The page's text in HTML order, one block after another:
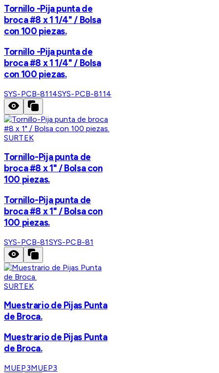
Tornillo -Pija punta de
broca #8 x 1 1/4" / Bolsa
con 100 piezas.
Tornillo -Pija punta de
broca #8 x 1 1/4" / Bolsa
con 100 piezas.
SYS-PCB-8114SYS-PCB-8114
SURTEK
Tornillo-Pija punta de
broca #8 x 1" / Bolsa con
100 piezas.
Tornillo-Pija punta de
broca #8 x 1" / Bolsa con
100 piezas.
SYS-PCB-81SYS-PCB-81
SURTEK
Muestrario de Pijas Punta
de Broca.
Muestrario de Pijas Punta
de Broca.
MUEP3MUEP3